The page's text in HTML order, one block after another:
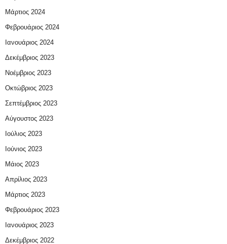
Μάρτιος 2024
Φεβρουάριος 2024
Ιανουάριος 2024
Δεκέμβριος 2023
Νοέμβριος 2023
Οκτώβριος 2023
Σεπτέμβριος 2023
Αύγουστος 2023
Ιούλιος 2023
Ιούνιος 2023
Μάιος 2023
Απρίλιος 2023
Μάρτιος 2023
Φεβρουάριος 2023
Ιανουάριος 2023
Δεκέμβριος 2022